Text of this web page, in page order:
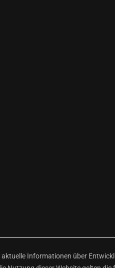
Informationen über